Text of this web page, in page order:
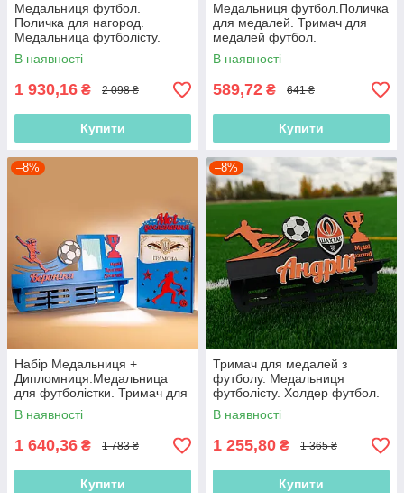
Медальниця футбол.
Поличка для нагород.
Медальница футболісту.
Полиця для нагород
футболіста
В наявності
1 930,16 ₴ 2 098 ₴
Купити
Медальниця футбол.Поличка
для медалей. Тримач для
медалей футбол.
Медальниця футболісту.
Холдер футбол.
В наявності
589,72 ₴ 641 ₴
Купити
–8%
Набір Медальниця +
Дипломниця.Медальница
для футболістки. Тримач для
медалей футбол. Холдер
футбол
В наявності
1 640,36 ₴ 1 783 ₴
Купити
–8%
Тримач для медалей з
футболу. Медальниця
футболісту. Холдер футбол.
Медальниця для нагород
В наявності
1 255,80 ₴ 1 365 ₴
Купити